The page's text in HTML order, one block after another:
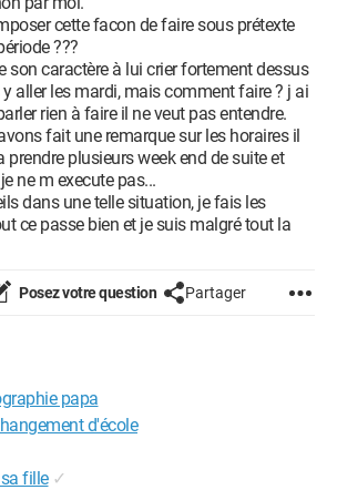
cette facon de faire sous prétexte
???
son caractère à lui crier fortement dessus
aller les mardi, mais comment faire ? j ai
rien à faire il ne veut pas entendre.
fait une remarque sur les horaires il
prendre plusieurs week end de suite et
ne m execute pas...
dans une telle situation, je fais les
ce passe bien et je suis malgré tout la
Posez votre question Partager
papa
d'école
fille ✓